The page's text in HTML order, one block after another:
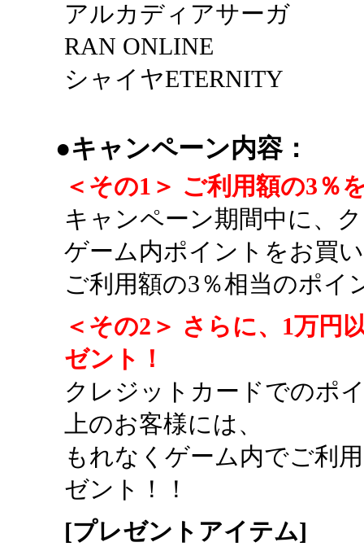
アルカディアサーガ
RAN ONLINE
シャイヤETERNITY
●キャンペーン内容：
＜その1＞ ご利用額の3％
キャンペーン期間中に、
ゲーム内ポイントをお買
ご利用額の3％相当のポイ
＜その2＞ さらに、1万円
ゼント！
クレジットカードでのポ
上のお客様には、
もれなくゲーム内でご利
ゼント！！
[プレゼントアイテム]